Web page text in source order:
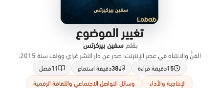
تغيير الموضوع
بقلم سفين بيركرتس
الفنُّ والانتباه في عصر الإنترنت؛ صدر عن دار النشر غراي وولف سنة 2015.
15دقيقة قراءة 38دقيقة استماع 11فصل
الإنتاجية والأداء
وسائل التواصل الاجتماعي والثقافة الرقمية